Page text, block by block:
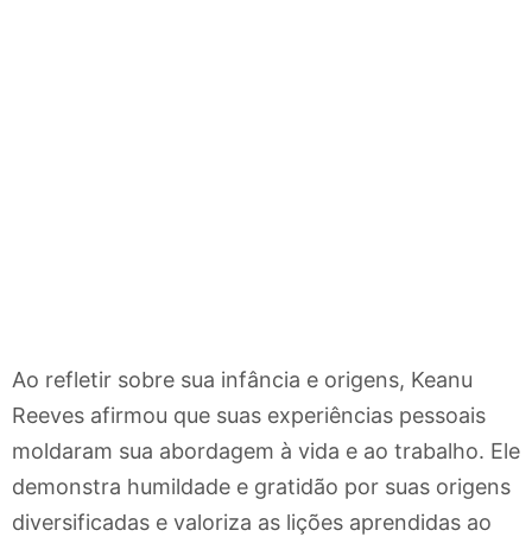
Ao refletir sobre sua infância e origens, Keanu
Reeves afirmou que suas experiências pessoais
moldaram sua abordagem à vida e ao trabalho. Ele
demonstra humildade e gratidão por suas origens
diversificadas e valoriza as lições aprendidas ao